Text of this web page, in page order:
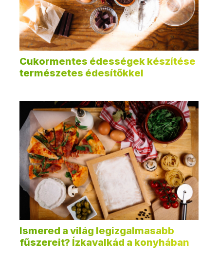
Cukormentes édességek készítése
természetes édesítőkkel
Ismered a világ legizgalmasabb
fűszereit? Ízkavalkád a konyhában